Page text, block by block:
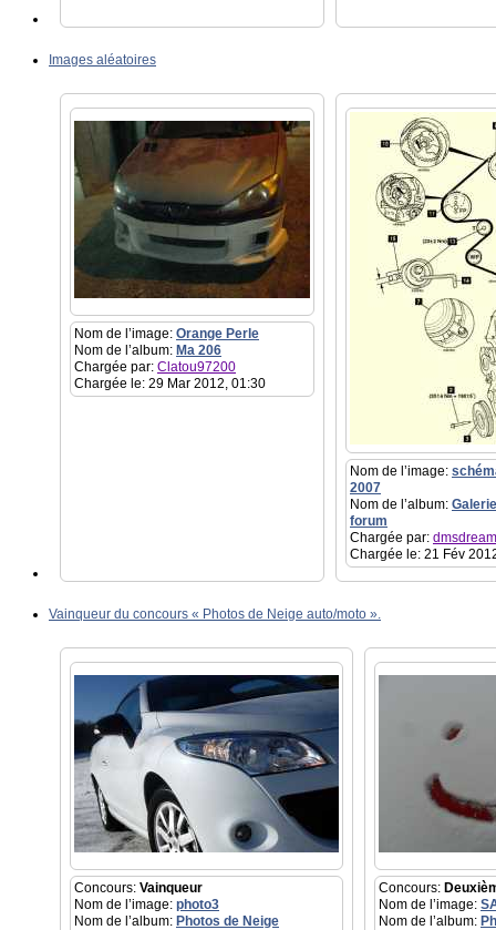
Images aléatoires
Nom de l’image: Orange Perle
Nom de l’album: Ma 206
Chargée par: Clatou97200
Chargée le: 29 Mar 2012, 01:30
Nom de l’image:
2007
Nom de l’album:
forum
Chargée par:
Chargée le: 21 Fév
Vainqueur du concours « Photos de Neige auto/moto ».
Concours: Vainqueur
Nom de l’image: photo3
Nom de l’album: Photos de Neige
Concours:
Nom de l’image:
Nom de l’album: